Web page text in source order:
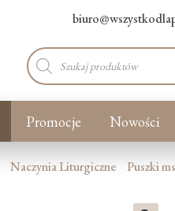
Wyszukiwarka
produktów
Promocje Nowości
Naczynia Liturgiczne Puszki